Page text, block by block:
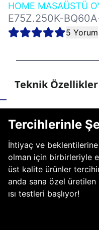
HOME MASAÜSTÜ
E75Z.250K-
5 Yorum
Teknik Özellikler
Tercihlerinle
İhtiyaç ve
olman için birbirleriyle
üst kalite ürünler
anda sana özel üretilen
ısı testleri başlıyor!